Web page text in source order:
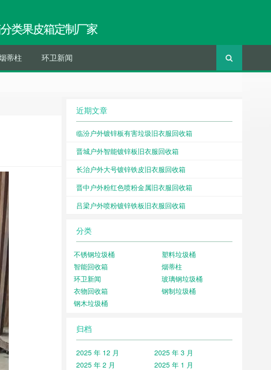
类果皮箱定制厂家
蒂柱 环卫新闻
近期文章
临汾户外镀锌板有害垃圾旧衣服回收箱
晋城户外智能镀锌板旧衣服回收箱
长治户外大号镀锌铁皮旧衣服回收箱
晋中户外粉红色喷粉金属旧衣服回收箱
吕梁户外喷粉镀锌铁板旧衣服回收箱
分类
不锈钢垃圾桶
塑料垃圾桶
智能回收箱
烟蒂柱
环卫新闻
玻璃钢垃圾桶
衣物回收箱
钢制垃圾桶
钢木垃圾桶
归档
2025 年 12 月
2025 年 3 月
2025 年 2 月
2025 年 1 月